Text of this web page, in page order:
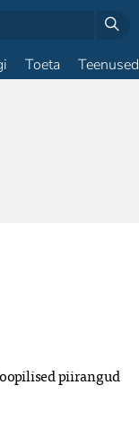
Toeta Teenused
piirangud